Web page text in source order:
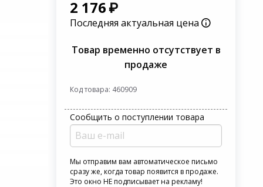
2 176
Последняя актуальная цена
Товар временно отсутствует в
продаже
Код товара: 460909
Сообщить о поступлении товара
Мы отправим вам автоматическое письмо
сразу же, когда товар появится в продаже.
Это окно НЕ подписывает на рекламу!